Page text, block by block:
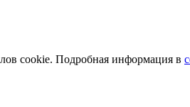
cookie. Подробная информация в